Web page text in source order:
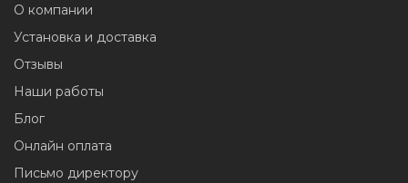
О компании
Установка и доставка
Отзывы
Наши работы
Блог
Онлайн оплата
Письмо директору